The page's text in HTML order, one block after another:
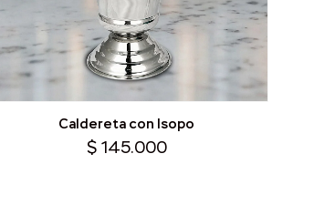
Caldereta con Isopo
$145.000